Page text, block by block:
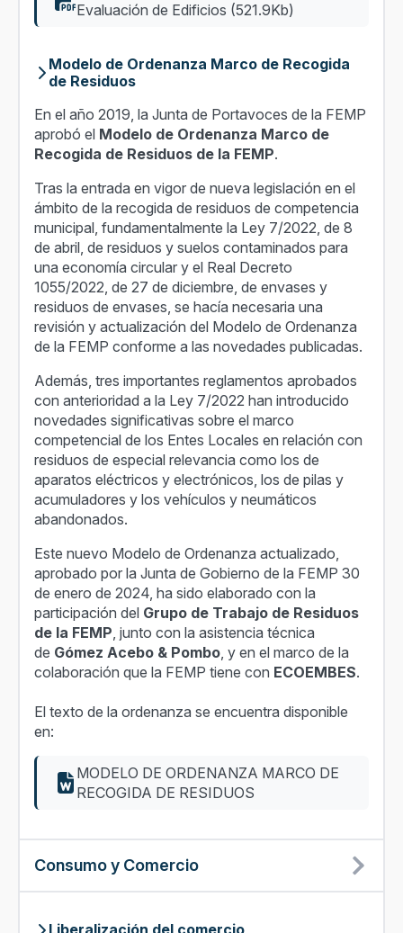
Evaluación de Edificios (521.9Kb)
Modelo de Ordenanza Marco de Recogida
de Residuos
En el año 2019, la Junta de Portavoces de la FEMP
aprobó el Modelo de Ordenanza Marco de
Recogida de Residuos de la FEMP.
Tras la entrada en vigor de nueva legislación en el
ámbito de la recogida de residuos de competencia
municipal, fundamentalmente la Ley 7/2022, de 8
de abril, de residuos y suelos contaminados para
una economía circular y el Real Decreto
1055/2022, de 27 de diciembre, de envases y
residuos de envases, se hacía necesaria una
revisión y actualización del Modelo de Ordenanza
de la FEMP conforme a las novedades publicadas.
Además, tres importantes reglamentos aprobados
con anterioridad a la Ley 7/2022 han introducido
novedades significativas sobre el marco
competencial de los Entes Locales en relación con
residuos de especial relevancia como los de
aparatos eléctricos y electrónicos, los de pilas y
acumuladores y los vehículos y neumáticos
abandonados.
Este nuevo Modelo de Ordenanza actualizado,
aprobado por la Junta de Gobierno de la FEMP 30
de enero de 2024, ha sido elaborado con la
participación del Grupo de Trabajo de Residuos
de la FEMP, junto con la asistencia técnica
de Gómez Acebo & Pombo, y en el marco de la
colaboración que la FEMP tiene con ECOEMBES.
El texto de la ordenanza se encuentra disponible
en:
MODELO DE ORDENANZA MARCO DE
RECOGIDA DE RESIDUOS
Consumo y Comercio
Liberalización del comercio